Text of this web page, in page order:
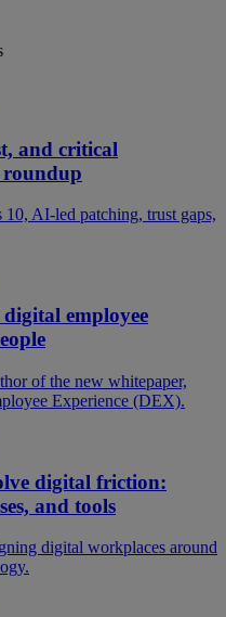
and critical
AI-led patching, trust gaps,
employee
of the new whitepaper,
Experience (DEX).
digital friction:
and tools
digital workplaces around